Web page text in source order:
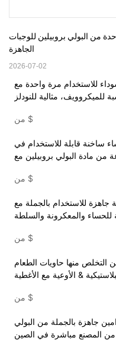
من البولي بروبيلين للوجبات
الجاهزة
2026-07-02
للاستخدام مرة واحدة مع
للميكروويف، مثالية للنودلز
$
ساخنة قابلة للاستخدام في
من مادة البولي بروبيلين مع
$
جاهزة للاستخدام بالجملة مع
للحساء والمعكرونة والسلطة
$
التخلص منها حاويات الطعام
& الأوعية مع الأغطية
$
جاهزة بالجملة من البولي
من المصنع مباشرة في الصين